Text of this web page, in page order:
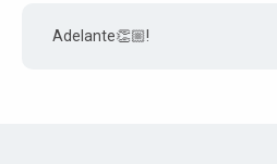
Adelante👏🏼!